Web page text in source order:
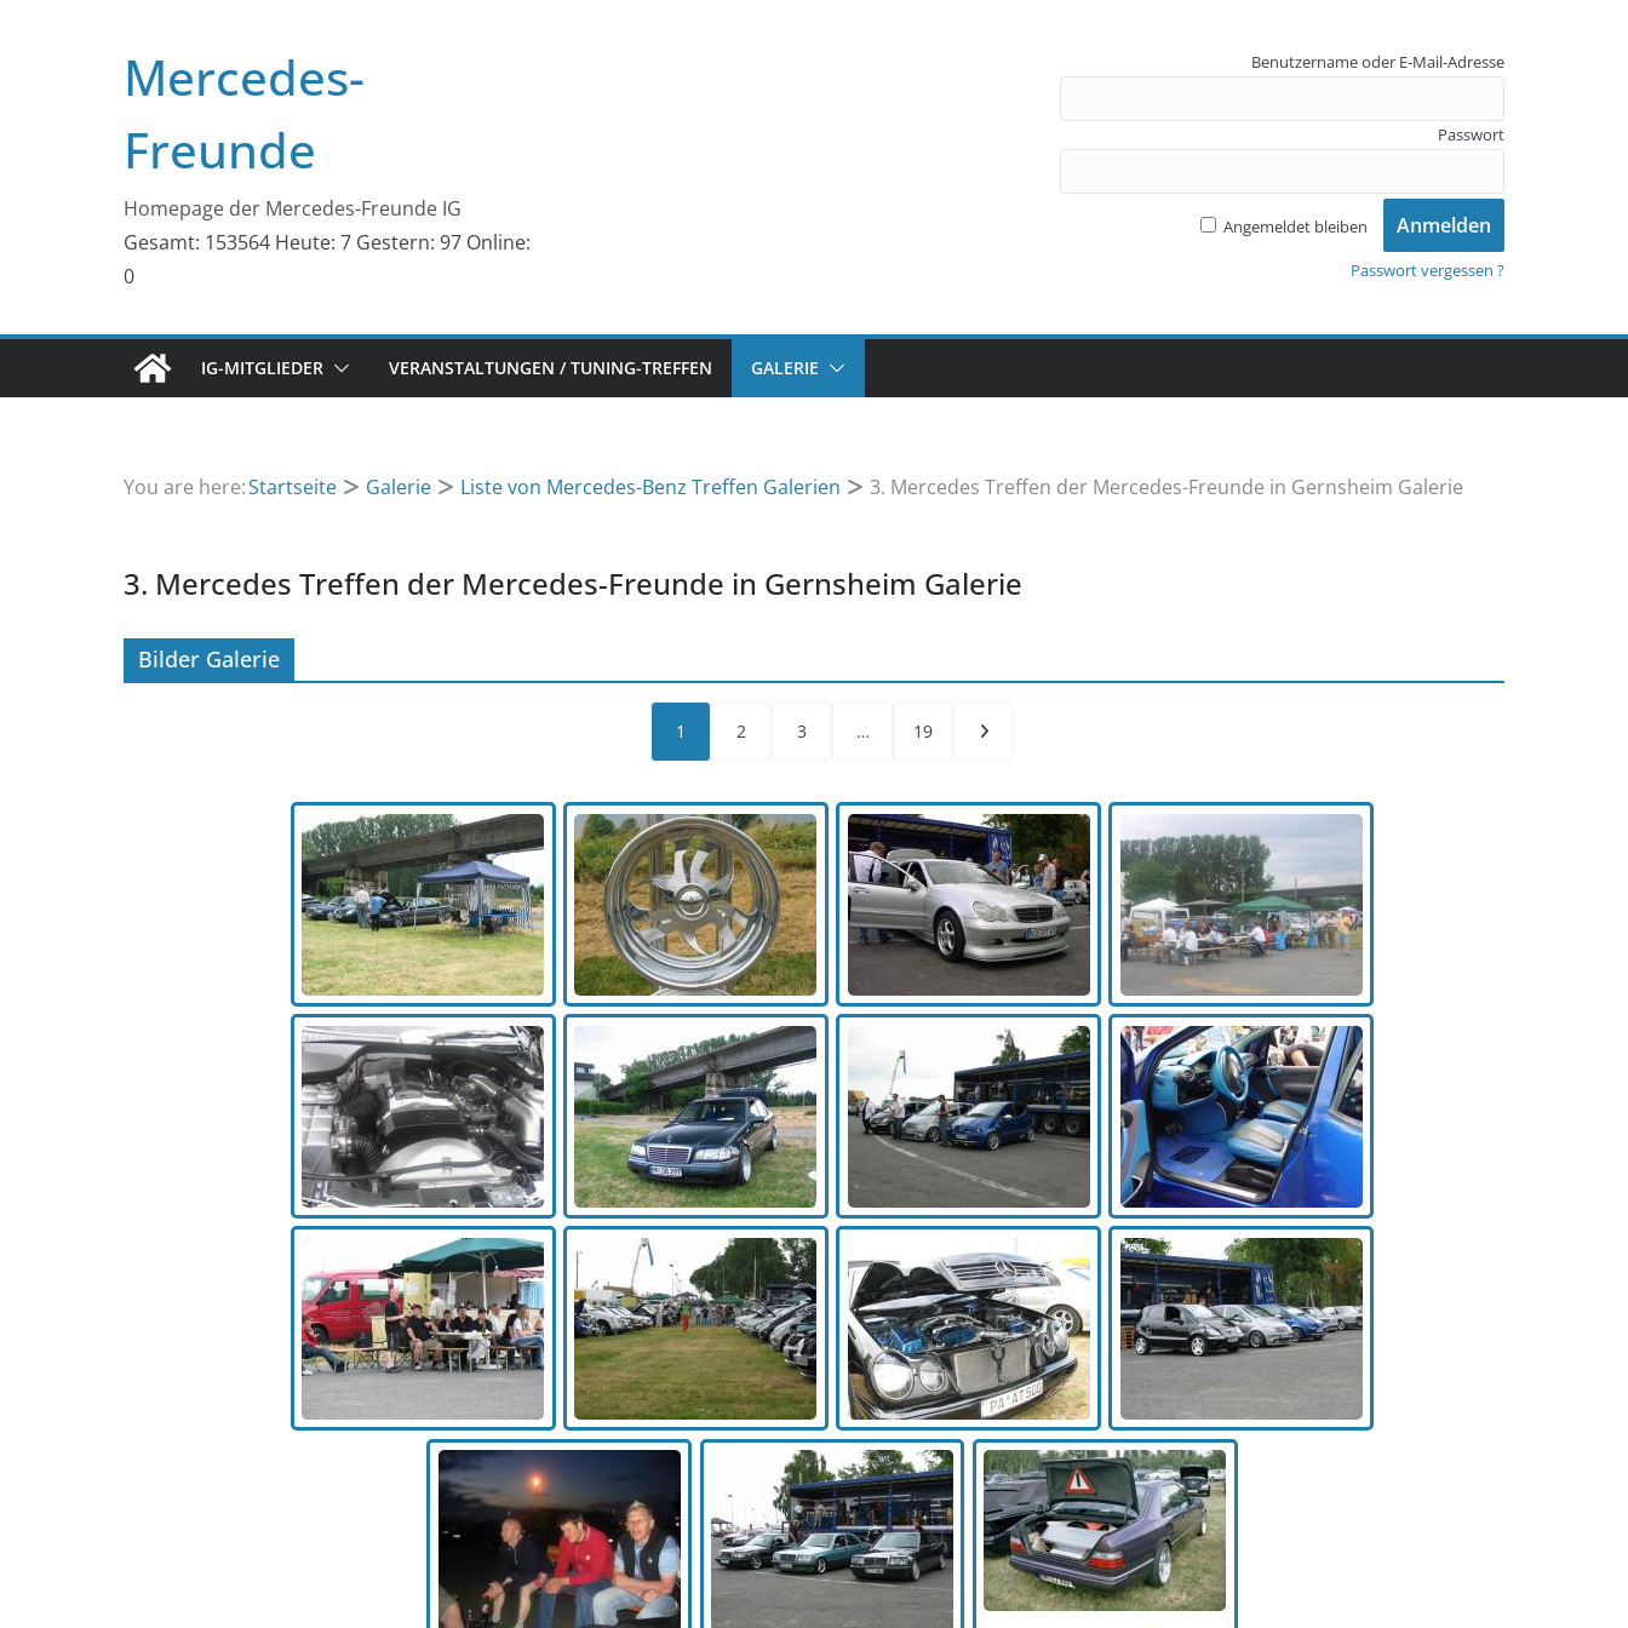
Mercedes-
Freunde
Homepage der Mercedes-Freunde IG
Gesamt: 153564 Heute: 7 Gestern: 97 Online:
0
Benutzername oder E-Mail-Adresse
Passwort
Angemeldet bleiben
Passwort vergessen ?
IG-MITGLIEDER VERANSTALTUNGEN / TUNING-TREFFEN GALERIE
You are here:Startseite Galerie Liste von Mercedes-Benz Treffen Galerien 3. Mercedes Treffen der Mercedes-Freunde in Gernsheim Galerie
3. Mercedes Treffen der Mercedes-Freunde in Gernsheim Galerie
Bilder Galerie
1 2 3 … 19